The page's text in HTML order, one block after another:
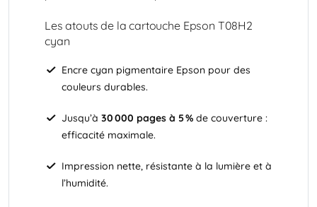
Les atouts de la cartouche Epson T08H2
cyan
Encre cyan pigmentaire Epson pour des
couleurs durables.
Jusqu’à 30 000 pages à 5 % de couverture :
efficacité maximale.
Impression nette, résistante à la lumière et à
l’humidité.